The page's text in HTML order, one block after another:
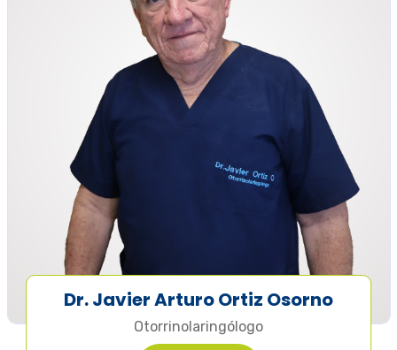
Dr. Javier Arturo Ortiz Osorno
Otorrinolaringólogo